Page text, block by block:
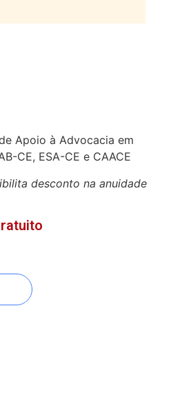
Apoio à Advocacia em
CE, ESA-CE e CAACE
desconto na anuidade